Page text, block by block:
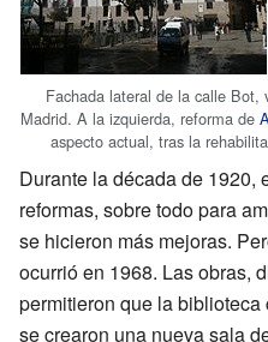
Fachada lateral de la calle
Madrid. A la izquierda, reforma de
aspecto actual, tras la
Durante la década de 1920,
reformas, sobre todo para
se hicieron más mejoras.
ocurrió en 1968. Las obras,
permitieron que la biblioteca
se crearon una nueva sala